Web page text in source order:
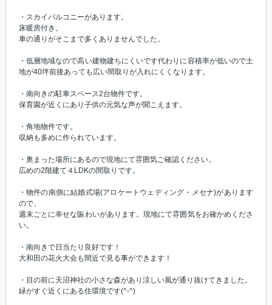
・スカイバルコニーがあります。
床暖房付き。
車の通りがそこまで多くありませんでした。
・低層地域なので高い建物建ちにくいです代わりに容積率が低いので土
地が40坪前後あっても広い間取りが入れにくくなります。
・南向きの駐車スペース2台物件です。
保育園が近くにあり子供の元気な声が聞こえます。
・角地物件です。
収納も多めに作られています。
・奥まった場所にあるので現地にて雰囲気ご確認ください。
広めの2階建て４LDKの間取りです。
・物件の南側に結婚式場(アロケートウェディング・メセナ)があります
ので、
週末ごとに幸せな賑わいがあります。現地にて雰囲気をお確かめくださ
い。
・南向きで日当たり良好です！
大和田の花火大会も間近で見る事ができます！
・目の前に天沼神社の小さな森があり涼しい風が通り抜けてきました。
緑がすぐ近くにある住環境です(^-^)